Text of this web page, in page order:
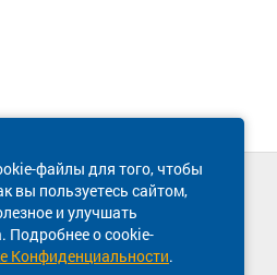
файлы для того, чтобы
вы пользуетесь сайтом,
и улучшать
Подробнее о cookie-
Конфиденциальности.
поддержка сайта
600-03-38